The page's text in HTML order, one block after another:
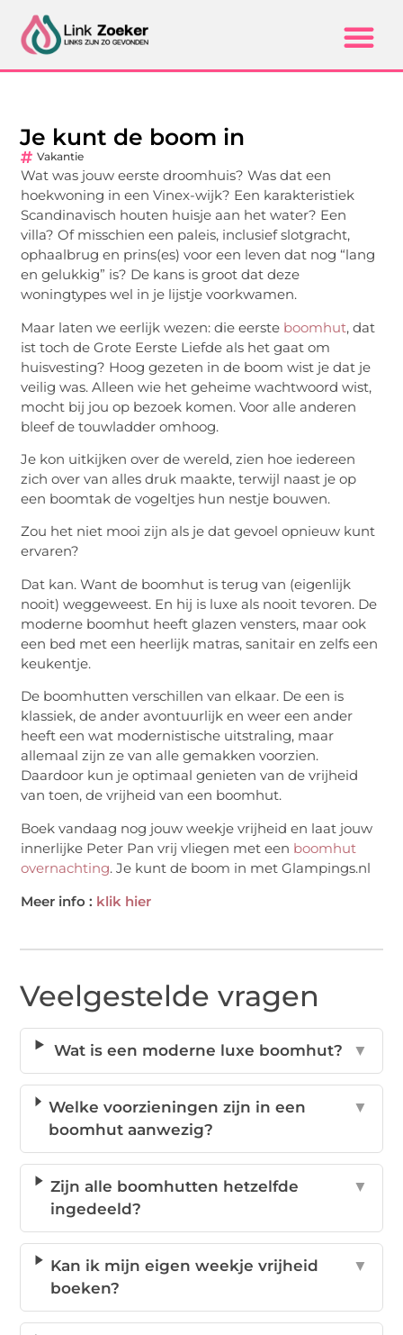
Je kunt de boom in
Vakantie
Wat was jouw eerste droomhuis? Was dat een
hoekwoning in een Vinex-wijk? Een karakteristiek
Scandinavisch houten huisje aan het water? Een
villa? Of misschien een paleis, inclusief slotgracht,
ophaalbrug en prins(es) voor een leven dat nog “lang
en gelukkig” is? De kans is groot dat deze
woningtypes wel in je lijstje voorkwamen.
Maar laten we eerlijk wezen: die eerste boomhut, dat
ist toch de Grote Eerste Liefde als het gaat om
huisvesting? Hoog gezeten in de boom wist je dat je
veilig was. Alleen wie het geheime wachtwoord wist,
mocht bij jou op bezoek komen. Voor alle anderen
bleef de touwladder omhoog.
Je kon uitkijken over de wereld, zien hoe iedereen
zich over van alles druk maakte, terwijl naast je op
een boomtak de vogeltjes hun nestje bouwen.
Zou het niet mooi zijn als je dat gevoel opnieuw kunt
ervaren?
Dat kan. Want de boomhut is terug van (eigenlijk
nooit) weggeweest. En hij is luxe als nooit tevoren. De
moderne boomhut heeft glazen vensters, maar ook
een bed met een heerlijk matras, sanitair en zelfs een
keukentje.
De boomhutten verschillen van elkaar. De een is
klassiek, de ander avontuurlijk en weer een ander
heeft een wat modernistische uitstraling, maar
allemaal zijn ze van alle gemakken voorzien.
Daardoor kun je optimaal genieten van de vrijheid
van toen, de vrijheid van een boomhut.
Boek vandaag nog jouw weekje vrijheid en laat jouw
innerlijke Peter Pan vrij vliegen met een boomhut
overnachting. Je kunt de boom in met Glampings.nl
Meer info : klik hier
Veelgestelde vragen
Wat is een moderne luxe boomhut? ▼
Welke voorzieningen zijn in een
boomhut aanwezig?
▼
Zijn alle boomhutten hetzelfde
ingedeeld?
▼
Kan ik mijn eigen weekje vrijheid
boeken?
▼